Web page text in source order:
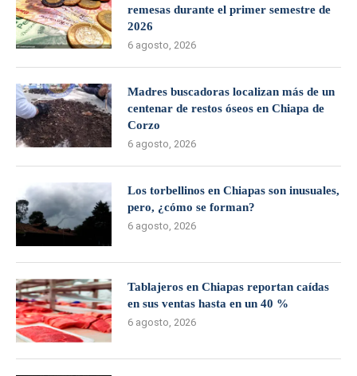
remesas durante el primer semestre de
2026
6 agosto, 2026
Madres buscadoras localizan más de un
centenar de restos óseos en Chiapa de
Corzo
6 agosto, 2026
Los torbellinos en Chiapas son inusuales,
pero, ¿cómo se forman?
6 agosto, 2026
Tablajeros en Chiapas reportan caídas
en sus ventas hasta en un 40 %
6 agosto, 2026